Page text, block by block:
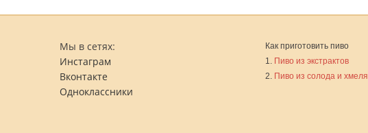
Мы в сетях:
Инстаграм
Вконтакте
Одноклассники
Как приготовить пиво
1. Пиво из экстрактов
2. Пиво из солода и хмеля